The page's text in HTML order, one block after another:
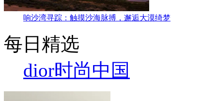
响沙湾寻踪：触摸沙海脉搏，邂逅大漠绮梦
每日精选
dior时尚中国